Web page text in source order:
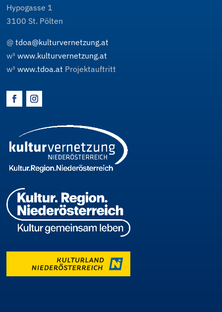
Hypogasse 1
3100 St. Pölten
@tdoa@kulturvernetzung.at
w³www.kulturvernetzung.at
w³www.tdoa.at Projektauftritt